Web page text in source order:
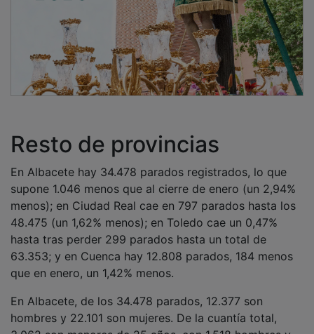
Resto de provincias
supone 1.046 menos que al cierre de enero (un 2,94%
menos); en Ciudad Real cae en 797 parados hasta los
48.475 (un 1,62% menos); en Toledo cae un 0,47%
hasta tras perder 299 parados hasta un total de
63.353; y en Cuenca hay 12.808 parados, 184 menos
que en enero, un 1,42% menos.
hombres y 22.101 son mujeres. De la cuantía total,
3.062 son menores de 25 años, con 1.518 hombres y